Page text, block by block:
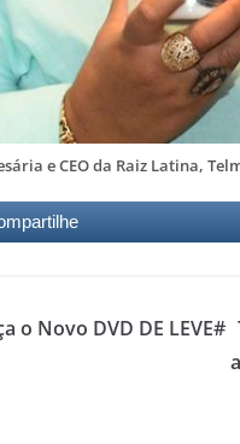
e CEO da Raiz Latina,
o Novo DVD DE LEVE#